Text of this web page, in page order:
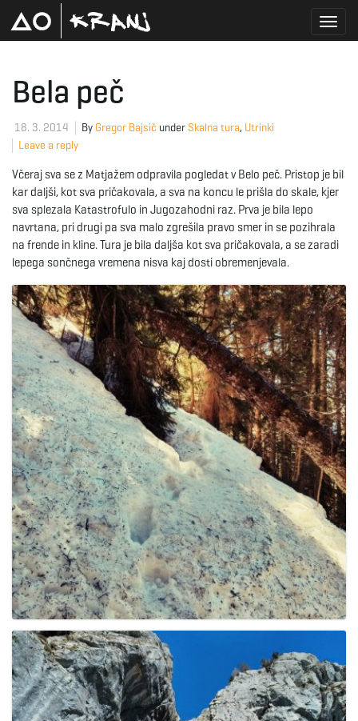
g
g
l
e
n
a
v
i
Bela peč
18. 3. 2014 By Gregor Bajsič under Skalna tura, Utrinki
Leave a reply
Včeraj sva se z Matjažem odpravila pogledat v Belo peč. Pristop je bil
kar daljši, kot sva pričakovala, a sva na koncu le prišla do skale, kjer
sva splezala Katastrofulo in Jugozahodni raz. Prva je bila lepo
navrtana, pri drugi pa sva malo zgrešila pravo smer in se pozihrala
na frende in kline. Tura je bila daljša kot sva pričakovala, a se zaradi
lepega sončnega vremena nisva kaj dosti obremenjevala.